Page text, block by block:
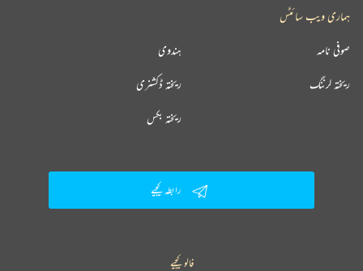
ہماری ویب سائٹس
ہندوی صوفی نامہ
ریختہ ڈکشنری ریختہ لرننگ
ریختہ بکس
رابطہ کیجیے
فالو کیجیے